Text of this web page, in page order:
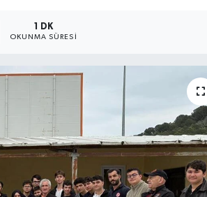
1 DK
OKUNMA SÜRESI